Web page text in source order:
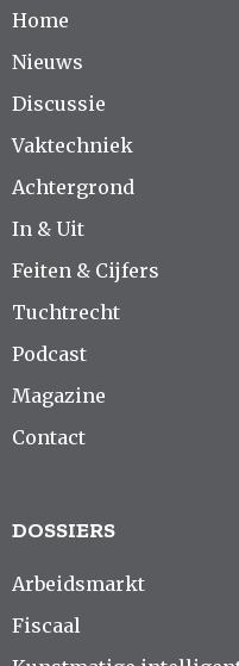
Home
Nieuws
Discussie
Vaktechniek
Achtergrond
In & Uit
Feiten & Cijfers
Tuchtrecht
Podcast
Magazine
Contact
DOSSIERS
Arbeidsmarkt
Fiscaal